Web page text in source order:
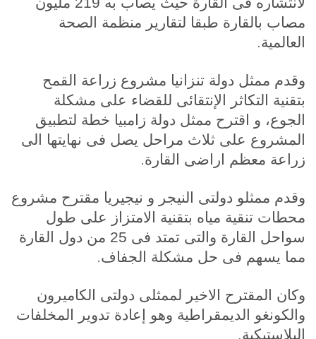
مصاب بالقارة طبقا لتقارير منظمة الصحة
العالمية.
وقدم ممثل دولة تنزانيا مشروع زراعة القمح
بتقنية التكاثر الإنتقائى للقضاء على مشكلة
الجوع، و اقترح ممثل دولة زامبيا خطة لتطبيق
المشروع على ثلاث مراحل يصل فى نهايتها الى
زراعة معظم اراضى القارة.
وقدم ممثلو دولتى النيجر و نيجيريا مقترح مشروع
محطات تنقية مياه بتقنية الامتزاز على طول
سواحل القارة والتى تمتد فى 25 من دول القارة
مما يسهم فى حل مشكلة الجفاف.
وكان المقترح الاخير لممثلى دولتى الكاميرون
والكونغو الديمقراطية وهو إعادة تدوير المخلفات
البلاستيكية.